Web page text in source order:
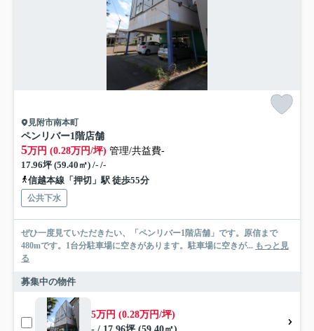
見附市南本町
ペンリバー1階店舗
5万円 (0.28万円/坪) 管理/共益費-
17.96坪 (59.40㎡) /- /-
信越本線「押切」駅 徒歩55分
公共下水
ぜひ一度見ていただきたい、「ペンリバー1階店舗」です。原信まで
480mです。1台分駐車場に空きがあります。駐車場に空きが... もっと見
る
募集中の物件
5万円 (0.28万円/坪)